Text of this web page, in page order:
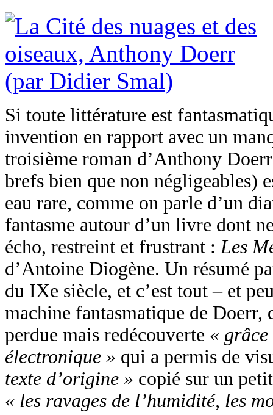
Si toute littérature est
invention en rapport avec un
troisième roman d’Anthony
brefs bien que non négligeables)
eau rare, comme on parle d’un
fantasme autour d’un livre dont
écho, restreint et frustrant : Les
d’Antoine Diogène. Un résumé
du IXe siècle, et c’est tout – et
machine fantasmatique de
perdue mais redécouverte «
électronique » qui a permis de
texte d’origine » copié sur un
« les ravages de l’humidité, les